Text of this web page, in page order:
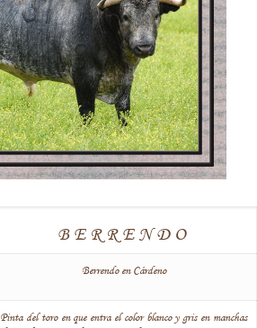
BERRENDO
Berrendo en Cárdeno
Pinta del toro en que entra el color blanco y gris en manchas